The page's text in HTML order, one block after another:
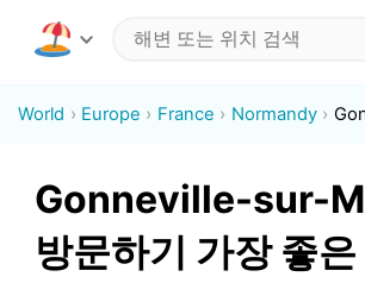
World Europe France Normandy
Gonneville-sur-
방문하기 가장 좋은